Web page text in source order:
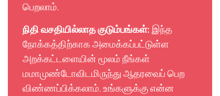
பெறலாம்.
நிதிவசதியில்லாதகுடும்பங்கள்: இந்த
நோக்கத்திற்காக அமைக்கப்பட்டுள்ள
அறக்கட்டளையின் மூலம் நீங்கள்
மமாமுண்டோவிடமிருந்து ஆதரவைப் பெற
விண்ணப்பிக்கலாம். உங்களுக்கு என்ன